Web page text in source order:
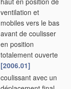
ventilation et
mobiles vers le bas
avant de coulisser
en position
totalement ouverte
[2006.01]
coulissant avec un